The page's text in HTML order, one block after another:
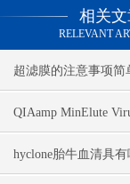
相关
RELEVANT
超滤膜的注意事项简
QIAamp MinElute
hyclone胎牛血清具